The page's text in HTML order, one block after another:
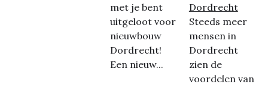
met je bent
uitgeloot voor
nieuwbouw
Dordrecht!
Een nieuw...
Dordrecht
Steeds meer
mensen in
Dordrecht
zien de
voordelen van